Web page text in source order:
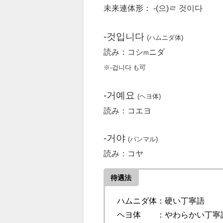
未来連体形： -(으)ㄹ 것이다
-것입니다 (ハムニダ体)
読み：コシm ニダ
※-겁니다 も可
-거예요 (ヘヨ体)
読み：コエヨ
-거야 (パンマル)
読み：コヤ
待遇法
ハムニダ体：硬い丁寧語
ヘヨ体 ：やわらかい丁寧